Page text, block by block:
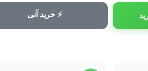
⚡ خرید آنی